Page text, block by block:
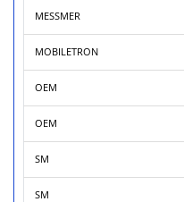
MESSMER
MOBILETRON
OEM
OEM
SM
SM